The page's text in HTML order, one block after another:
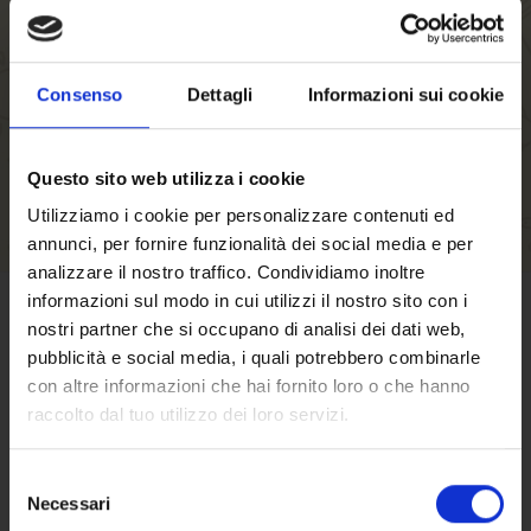
Consenso Dettagli Informazioni sui cookie
Questo sito web utilizza i cookie
Utilizziamo i cookie per personalizzare contenuti ed
annunci, per fornire funzionalità dei social media e per
analizzare il nostro traffico. Condividiamo inoltre
informazioni sul modo in cui utilizzi il nostro sito con i
nostri partner che si occupano di analisi dei dati web,
pubblicità e social media, i quali potrebbero combinarle
con altre informazioni che hai fornito loro o che hanno
raccolto dal tuo utilizzo dei loro servizi.
delNecessari
Restaurant hours
Kitchen hours
Number of seats
TERMS OF SALE
Click hereto find out terms and conditions